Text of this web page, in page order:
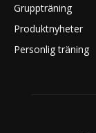
Gruppträning
Produktnyheter
Personlig träning